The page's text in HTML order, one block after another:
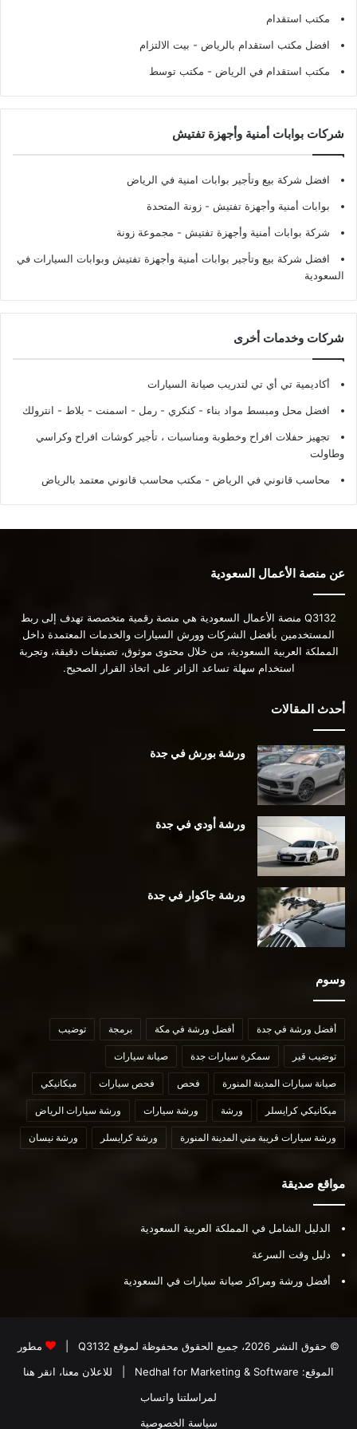
مكتب استقدام
افضل مكتب استقدام بالرياض - بيت الالتزام
مكتب استقدام في الرياض - مكتب توسط
شركات بوابات أمنية وأجهزة تفتيش
افضل شركة بيع وتأجير بوابات امنية في الرياض
بوابات أمنية وأجهزة تفتيش - زونة المتحدة
شركة بوابات أمنية وأجهزة تفتيش - مجموعة زونة
افضل شركة بيع وتأجير بوابات أمنية وأجهزة تفتيش وبوابات السيارات في
السعودية
شركات وخدمات أخرى
أكاديمية تي أي تي لتدريب صيانة السيارات
افضل محل ومبسط مواد بناء - كنكري - رمل - اسمنت - بلاط - انترولك
تجهيز حفلات افراح وخطوبة ومناسبات ، تأجير كوشات افراح وكراسي
وطاولت
محاسب قانوني في الرياض - مكتب محاسب قانوني معتمد بالرياض
عن منصة الأعمال السعودية
Q3132 منصة الأعمال السعودية هي منصة رقمية متخصصة تهدف إلى ربط
المستخدمين بأفضل الشركات وورش السيارات والخدمات المعتمدة داخل
المملكة العربية السعودية، من خلال محتوى موثوق، تصنيفات دقيقة، وتجربة
استخدام سهلة تساعد الزائر على اتخاذ القرار الصحيح.
أحدث المقالات
ورشة بورش في جدة
ورشة أودي في جدة
ورشة جاكوار في جدة
وسوم
أفضل ورشة في جدة أفضل ورشة في مكة برمجة توضيب
توضيب قير سمكرة سيارات جدة صيانة سيارات
صيانة سيارات المدينة المنورة فحص فحص سيارات ميكانيكي
ميكانيكي كرايسلر ورشة ورشة سيارات ورشة سيارات الرياض
ورشة سيارات قريبة مني المدينة المنورة ورشة كرايسلر ورشة نيسان
مواقع صديقة
الدليل الشامل في المملكة العربية السعودية
دليل وقت السرعة
أفضل ورشة ومراكز صيانة سيارات في السعودية
© حقوق النشر 2026، جميع الحقوق محفوظة لموقع Q3132
مطور
الموقع: Nedhal for Marketing & Software
للاعلان معنا، انقر هنا
لمراسلتنا واتساب
سياسة الخصوصية